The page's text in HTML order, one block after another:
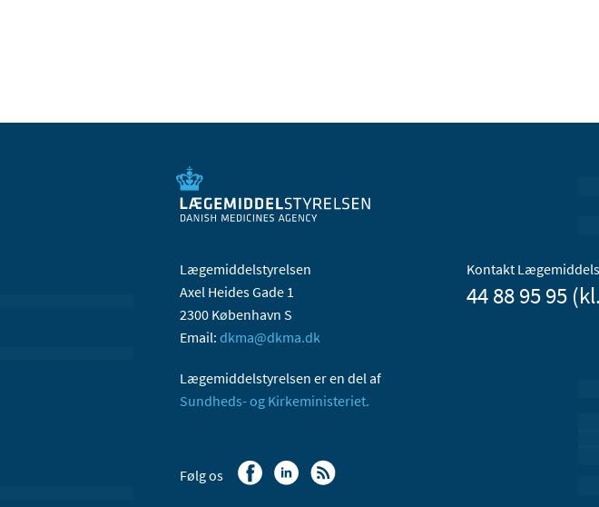
Lægemiddelstyrelsen
Axel Heides Gade 1
2300 København S
Email: dkma@dkma.dk
Lægemiddelstyrelsen er en del af
Sundheds- og Kirkeministeriet.
Kontakt
44 88 95 95
Følg os